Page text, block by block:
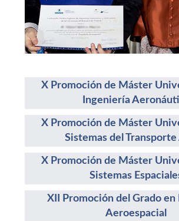
X Promoción de Máster
Ingeniería
X Promoción de Máster
Sistemas del
X Promoción de Máster
Sistemas
XII Promoción del Grado
Aeroespacial